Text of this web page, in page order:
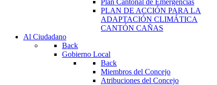
Plan Cantonal de Emergencias
PLAN DE ACCIÓN PARA LA
ADAPTACIÓN CLIMÁTICA
CANTÓN CAÑAS
Al Ciudadano
Back
Gobierno Local
Back
Miembros del Concejo
Atribuciones del Concejo